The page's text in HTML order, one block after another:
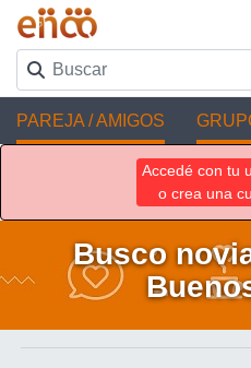
PAREJA / AMIGOS
Accedé con tu
o crea una
Busco